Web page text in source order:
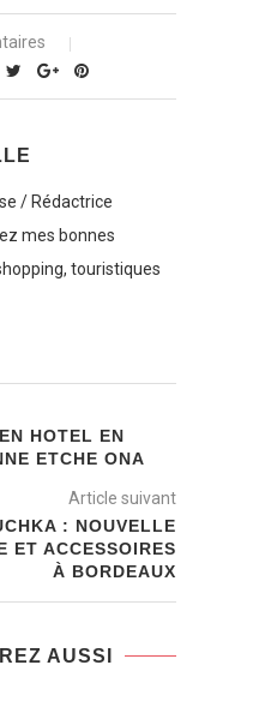
/ Rédactrice
mes bonnes
touristiques
HOTEL EN
ETCHE ONA
Article suivant
: NOUVELLE
ET ACCESSOIRES
À BORDEAUX
AUSSI